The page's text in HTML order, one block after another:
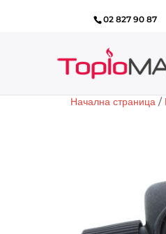
02 827 90 87
Начална страница/